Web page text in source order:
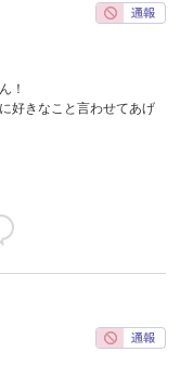
！
好きなこと言わせてあげ